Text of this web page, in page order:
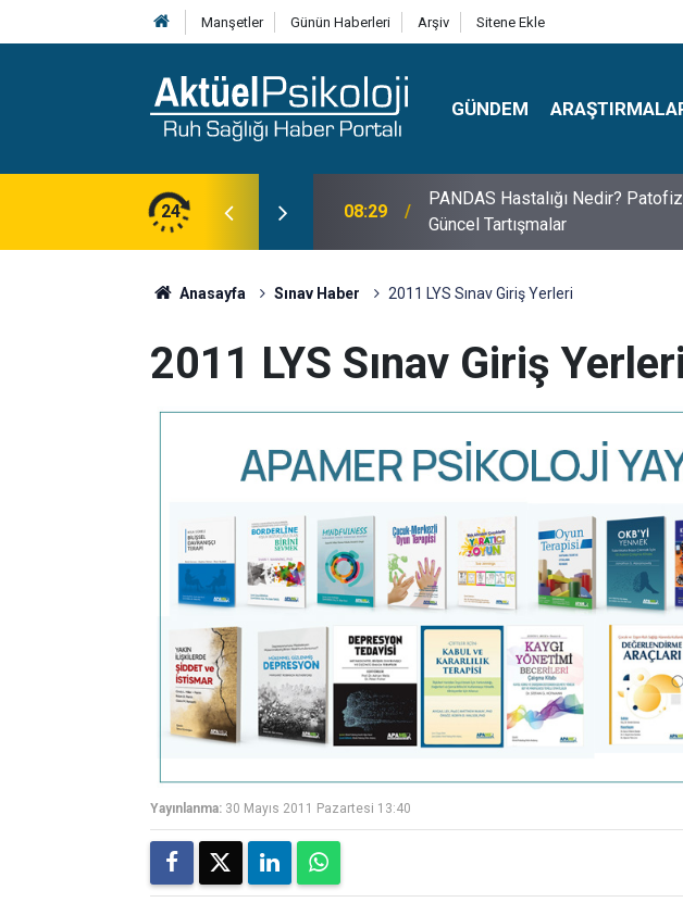
Manşetler Günün Haberleri Arşiv Sitene Ekle
GÜNDEM
24
Klinik Özellikleri, Tanı Kriterleri ve
10:30 10 Mayıs Psikologlar Günü Nasıl
Anasayfa Sınav Haber 2011 LYS Sınav Giriş Yerleri
2011 LYS Sınav Giriş Yerleri
Yayınlanma: 30 Mayıs 2011 Pazartesi 13:40